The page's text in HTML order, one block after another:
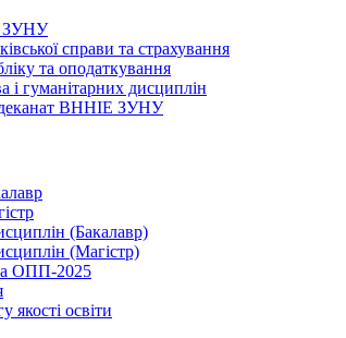
ЗУНУ
справи та страхування
та оподаткування
і гуманітарних дисциплін
деканат ВННІЕ ЗУНУ
(Бакалавр)
(Магістр)
ОПП-2025
якості освіти